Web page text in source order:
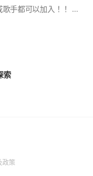
不分年齡、性別、喜歡的KPOP團體或歌手都可以加入！！ 換or買賣周邊、小卡！！ 群主很親切哦~各位不用害怕加入交流~
索
政策(Open